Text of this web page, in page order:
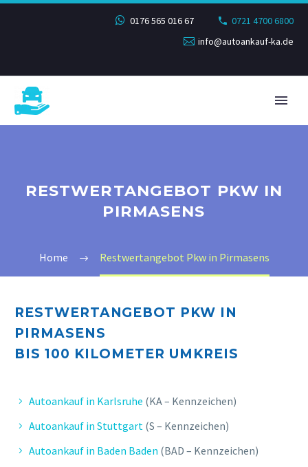
0176 565 016 67
0721 4700 6800
info@autoankauf-ka.de
RESTWERTANGEBOT PKW IN
PIRMASENS
Home Restwertangebot Pkw in Pirmasens
RESTWERTANGEBOT PKW IN
PIRMASENS
BIS 100 KILOMETER UMKREIS
Autoankauf in Karlsruhe (KA – Kennzeichen)
Autoankauf in Stuttgart (S – Kennzeichen)
Autoankauf in Baden Baden (BAD – Kennzeichen)